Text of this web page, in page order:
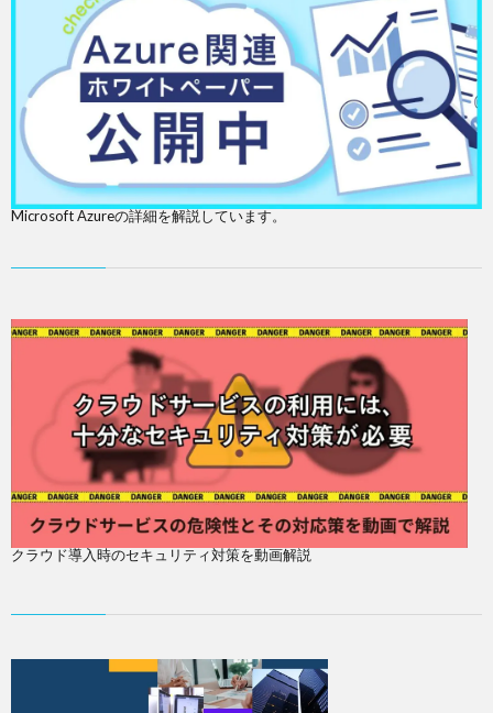
Microsoft Azureの詳細を解説しています。
クラウド導入時のセキュリティ対策を動画解説